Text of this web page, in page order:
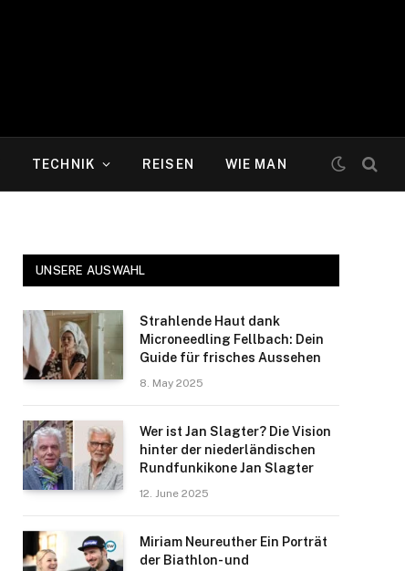
TECHNIK REISEN WIE MAN
UNSERE AUSWAHL
Strahlende Haut dank
Microneedling Fellbach: Dein
Guide für frisches Aussehen
8. May 2025
Wer ist Jan Slagter? Die Vision
hinter der niederländischen
Rundfunkikone Jan Slagter
12. June 2025
Miriam Neureuther Ein Porträt
der Biathlon- und